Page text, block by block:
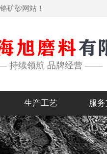
矿砂网站！
持续领航 品牌经营 ——
生产工艺 服